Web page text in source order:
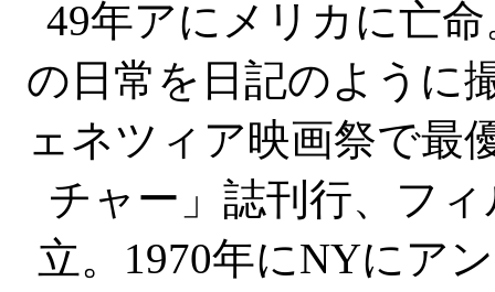
49年アにメリカに亡
の日常を日記のように
ェネツィア映画祭で最
チャー」誌刊行、フ
立。1970年にNYにア